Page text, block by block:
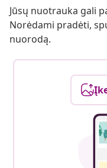
Jūsų nuotrauka gali
Norėdami pradėti,
nuorodą.